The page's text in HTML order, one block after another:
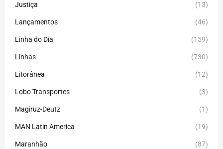
Justiça (13)
Lançamentos (46)
Linha do Dia (159)
Linhas (730)
Litorânea (12)
Lobo Transportes (3)
Magiruz-Deutz (1)
MAN Latin America (19)
Maranhão (87)